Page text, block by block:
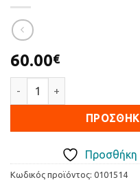
60.00€
Προσθήκη
Κωδικός προϊόντος: 0101514